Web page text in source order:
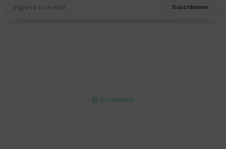
Suscribirme
 Escribinos